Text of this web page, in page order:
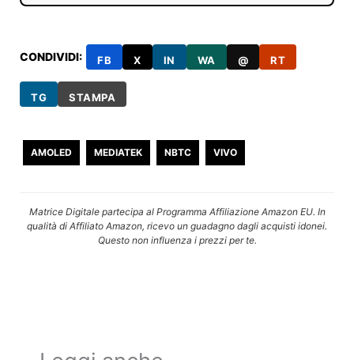
CONDIVIDI: FB X IN WA @ RT
TG STAMPA
AMOLED MEDIATEK NBTC VIVO
Matrice Digitale partecipa al Programma Affiliazione Amazon EU. In
qualità di Affiliato Amazon, ricevo un guadagno dagli acquisti idonei.
Questo non influenza i prezzi per te.